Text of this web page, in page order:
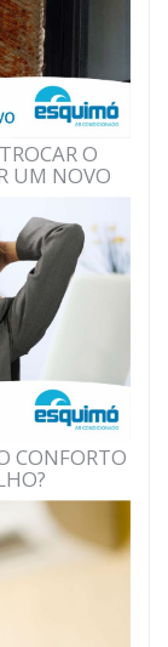
O
UM NOVO
CONFORTO